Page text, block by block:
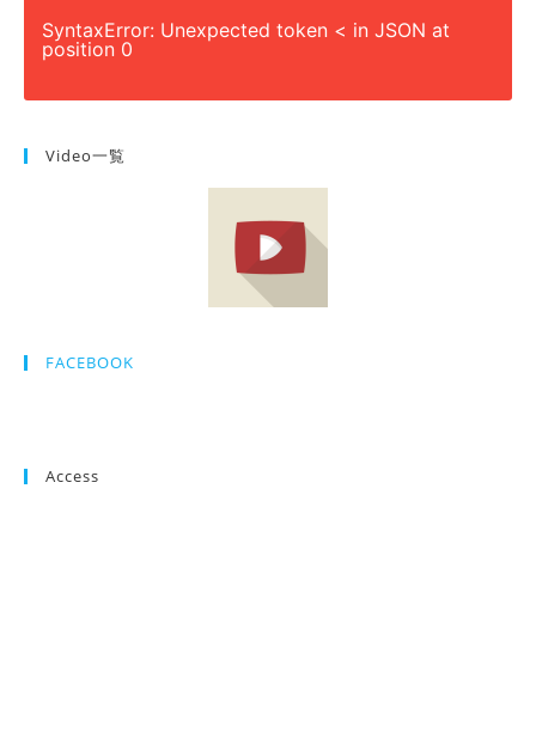
SyntaxError: Unexpected token < in JSON at
position 0
Video一覧
FACEBOOK
Access